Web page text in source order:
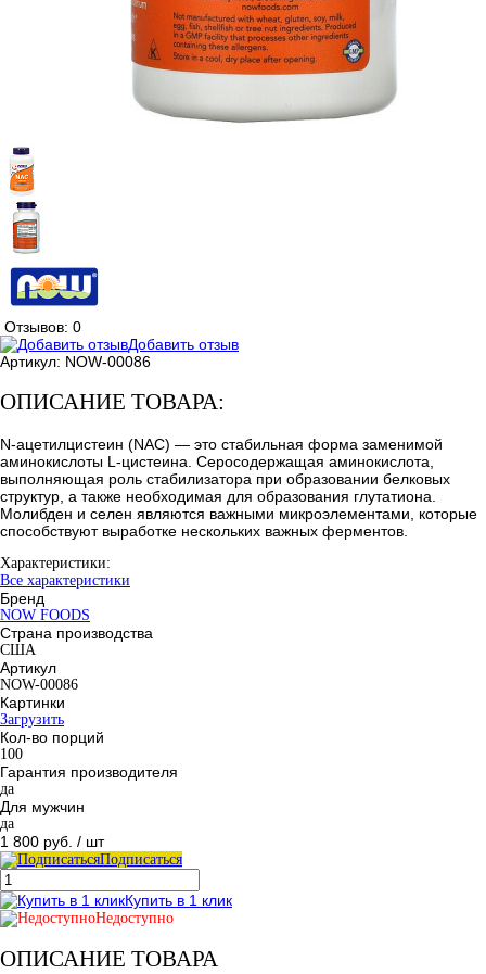
Отзывов: 0
Добавить отзыв
Артикул: NOW-00086
ОПИСАНИЕ ТОВАРА:
N-ацетилцистеин (NAC) ― это стабильная форма заменимой
аминокислоты L-цистеина. Серосодержащая аминокислота,
выполняющая роль стабилизатора при образовании белковых
структур, а также необходимая для образования глутатиона.
Молибден и селен являются важными микроэлементами, которые
способствуют выработке нескольких важных ферментов.
Характеристики:
Все характеристики
Бренд
NOW FOODS
Страна производства
США
Артикул
NOW-00086
Картинки
Загрузить
Кол-во порций
100
Гарантия производителя
да
Для мужчин
да
1 800 руб. / шт
Подписаться
Купить в 1 клик
Недоступно
ОПИСАНИЕ ТОВАРА